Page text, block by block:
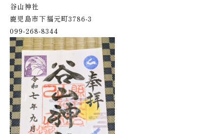
谷山神社
鹿児島市下福元町3786-3
099-268-8344